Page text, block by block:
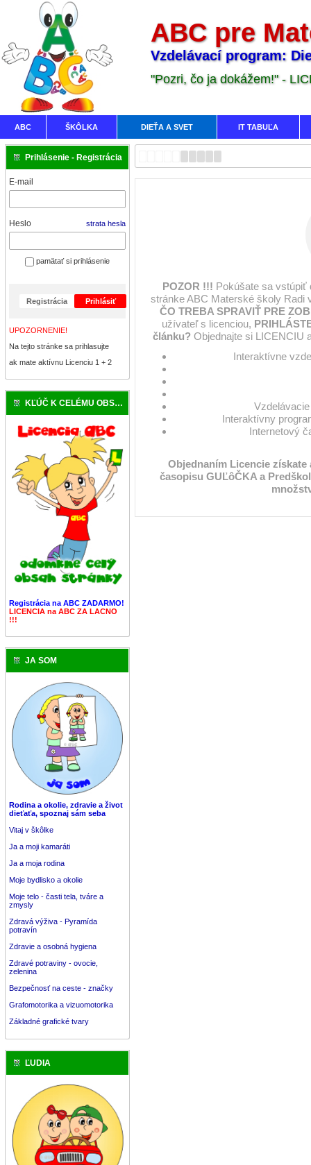
ABC pre
Vzdelávací program:
"Pozri, čo ja dokážem!" -
ABC ŠKÔLKA DIEŤA A SVET IT TABUĽA
Prihlásenie - Registrácia
E-mail
Heslo strata hesla
pamätať si prihlásenie
Registrácia Prihlásiť
UPOZORNENIE!
Na tejto stránke sa prihlasujte
ak mate aktívnu Licenciu 1 + 2
KĽÚČ K CELÉMU OBSAHU
Registrácia na ABC ZADARMO!
LICENCIA na ABC ZA LACNO
!!!
JA SOM
Rodina a okolie, zdravie a život
dieťaťa, spoznaj sám seba
Vitaj v škôlke
Ja a moji kamaráti
Ja a moja rodina
Moje bydlisko a okolie
Moje telo - časti tela, tváre a
zmysly
Zdravá výživa - Pyramída
potravín
Zdravie a osobná hygiena
Zdravé potraviny - ovocie,
zelenina
Bezpečnosť na ceste - značky
Grafomotorika a vizuomotorika
Základné grafické tvary
ĽUDIA
POZOR !!! Pokúšate sa
stránke ABC Materské školy Radi
ČO TREBA SPRAVIŤ PRE
užívateľ s licenciou,
článku?Objednajte si LICENCIU
Interaktívne
Interaktívny
Internetový
Objednaním Licencie
časopisu GUĽôČKA a